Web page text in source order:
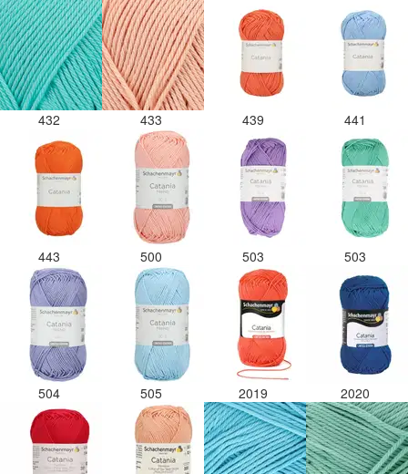
432 433 439 441
443 500 503 503
504 505 2019 2020